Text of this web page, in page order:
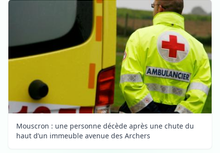
Mouscron : une personne décède après une chute du
haut d’un immeuble avenue des Archers